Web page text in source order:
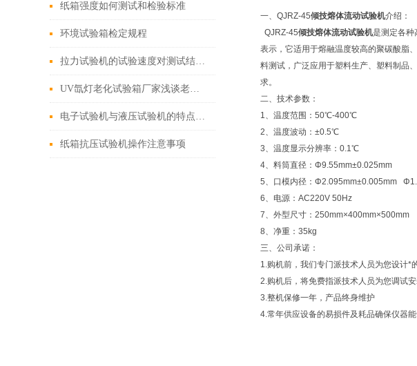
纸箱强度如何测试和检验标准
环境试验箱检定规程
拉力试验机的试验速度对测试结果有哪些影响？
UV氙灯老化试验箱厂家浅谈老化的三要素
电子试验机与液压试验机的特点、性能及应用
纸箱抗压试验机操作注意事项
一、QJRZ-45倾技熔体流动试验机介绍：
QJRZ-45倾技熔体流动试验机是测定各种
表示，它适用于熔融温度较高的聚碳酸脂
料测试，广泛应用于塑料生产、塑料制品
求。
二、技术参数：
1、温度范围：50℃-400℃
2、温度波动：±0.5℃
3、温度显示分辨率：0.1℃
4、料筒直径：Φ9.55mm±0.025mm
5、口模内径：Φ2.095mm±0.005mm
6、电源：AC220V 50Hz
7、外型尺寸：250mm×400mm×500mm
8、净重：35kg
三、公司承诺：
1.购机前，我们专门派技术人员为您设计*
2.购机后，将免费指派技术人员为您调试
3.整机保修一年，产品终身维护
4.常年供应设备的易损件及耗品确保仪器